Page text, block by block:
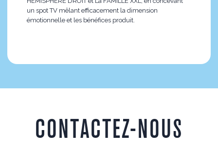
un spot TV mêlant efficacement la dimension
émotionnelle et les bénéfices produit.
CONTACTEZ-NOUS